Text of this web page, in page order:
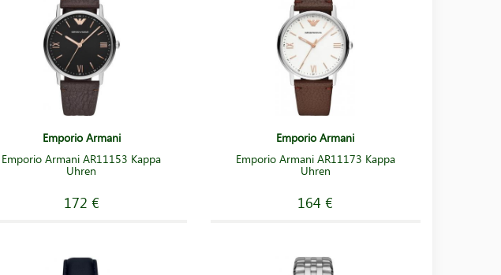
Emporio Armani
Emporio Armani AR11153 Kappa
Uhren
172 €
Emporio Armani
Emporio Armani AR11173 Kappa
Uhren
164 €